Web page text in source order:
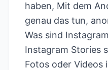
haben, Mit dem
genau das tun,
Was sind
Instagram Stories
Fotos oder Videos